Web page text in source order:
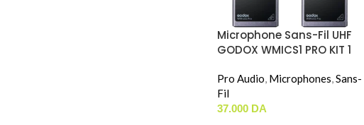
Microphone Sans-Fil UHF
GODOX WMICS1 PRO KIT 1
Pro Audio Microphones Sans-
Fil
37.000 DA